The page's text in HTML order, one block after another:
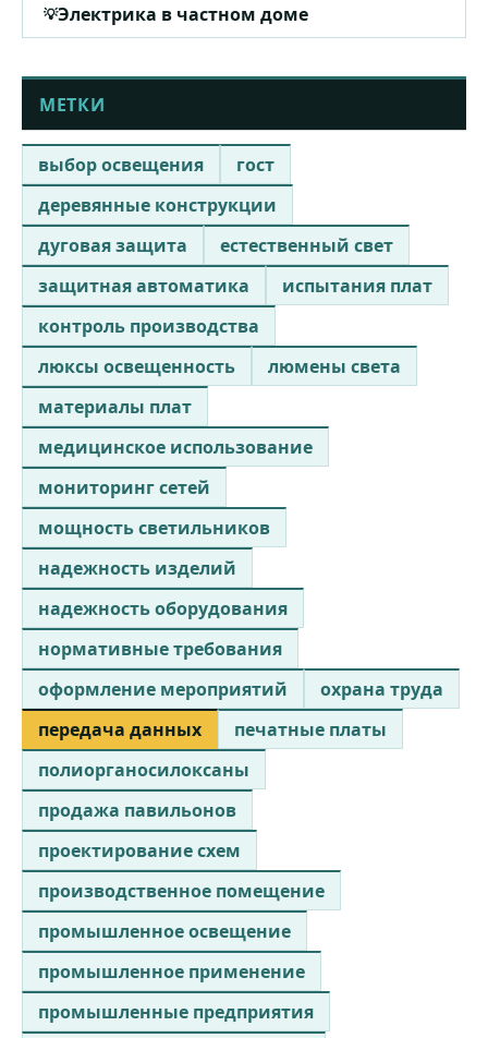
Электрика в частном доме
МЕТКИ
выбор освещения
гост
деревянные конструкции
дуговая защита
естественный свет
защитная автоматика
испытания плат
контроль производства
люксы освещенность
люмены света
материалы плат
медицинское использование
мониторинг сетей
мощность светильников
надежность изделий
надежность оборудования
нормативные требования
оформление мероприятий
охрана труда
передача данных
печатные платы
полиорганосилоксаны
продажа павильонов
проектирование схем
производственное помещение
промышленное освещение
промышленное применение
промышленные предприятия